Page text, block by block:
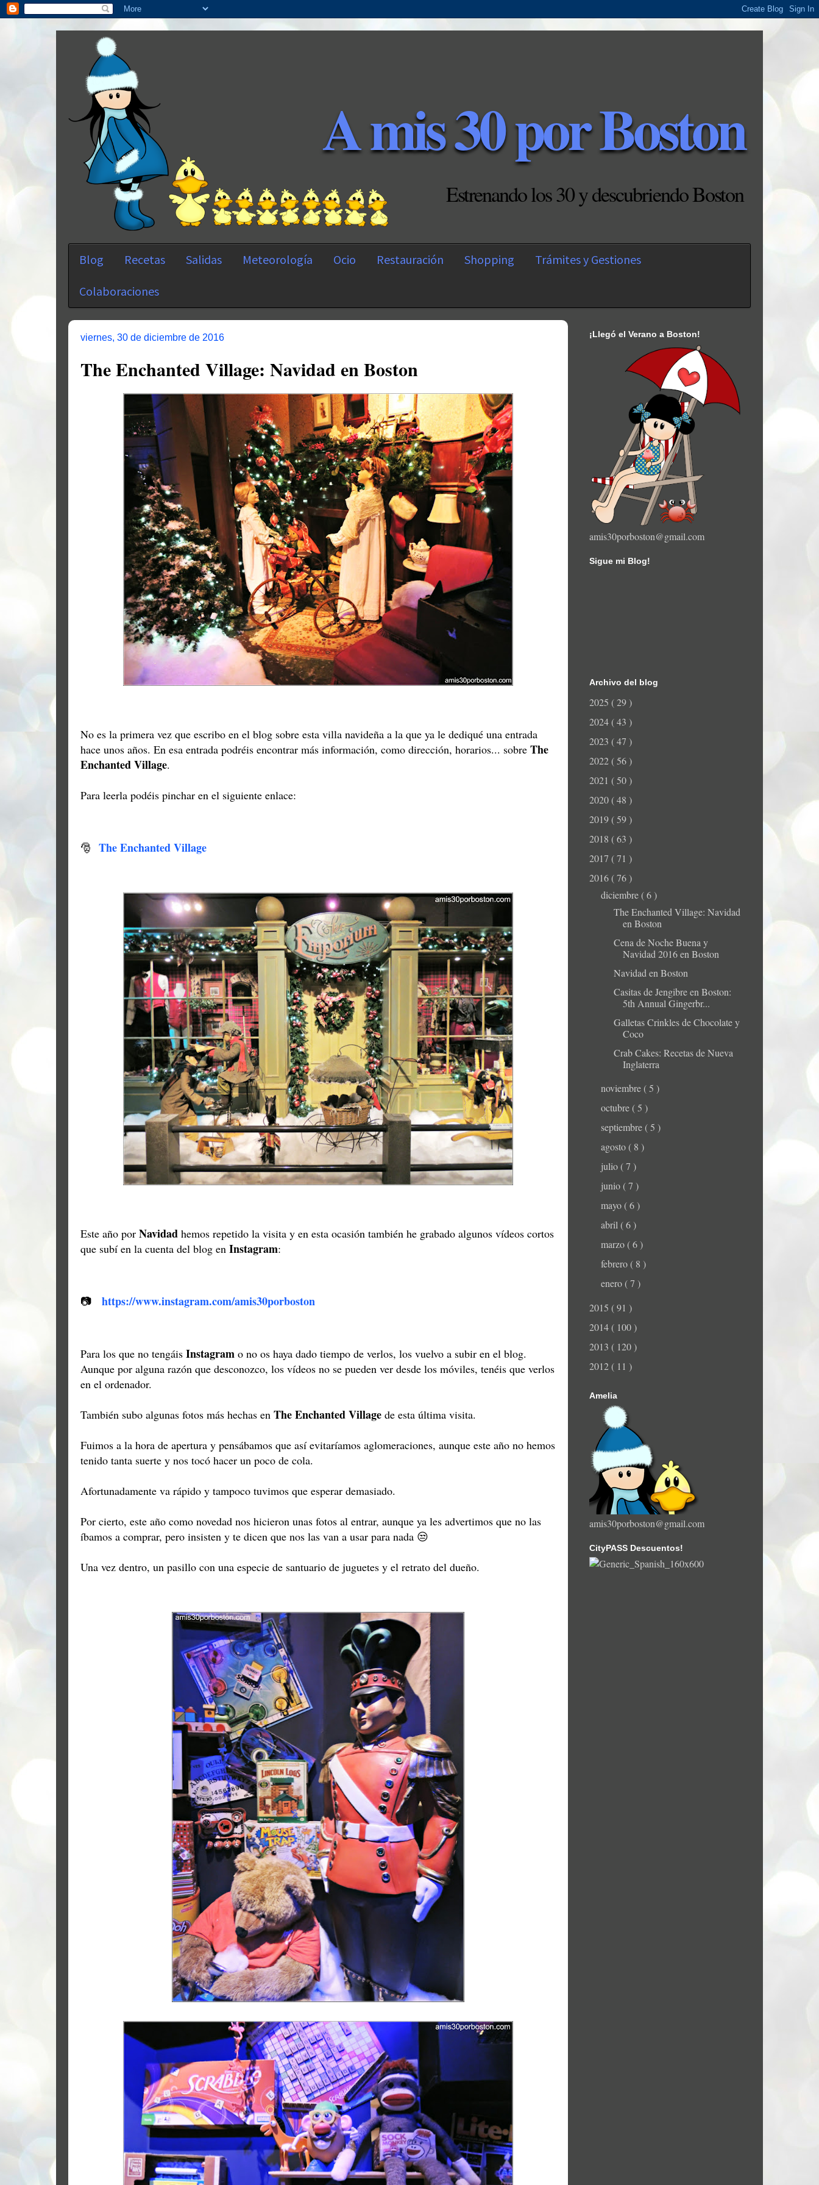
A mis 30 por Boston
Estrenando los 30 y descubriendo Boston
Blog Recetas Salidas Meteorología Ocio Restauración Shopping Trámites y Gestiones
Colaboraciones
viernes, 30 de diciembre de 2016
The Enchanted Village: Navidad en Boston
No es la primera vez que escribo en el blog sobre esta villa navideña a la que ya le dediqué una entrada
hace unos años. En esa entrada podréis encontrar más información, como dirección, horarios... sobre The
Enchanted Village.
Para leerla podéis pinchar en el siguiente enlace:
🎅 The Enchanted Village
Este año por Navidad hemos repetido la visita y en esta ocasión también he grabado algunos vídeos cortos
que subí en la cuenta del blog en Instagram:
📷 https://www.instagram.com/amis30porboston
Para los que no tengáis Instagram o no os haya dado tiempo de verlos, los vuelvo a subir en el blog.
Aunque por alguna razón que desconozco, los vídeos no se pueden ver desde los móviles, tenéis que verlos
en el ordenador.
También subo algunas fotos más hechas en The Enchanted Village de esta última visita.
Fuimos a la hora de apertura y pensábamos que así evitaríamos aglomeraciones, aunque este año no hemos
tenido tanta suerte y nos tocó hacer un poco de cola.
Afortunadamente va rápido y tampoco tuvimos que esperar demasiado.
Por cierto, este año como novedad nos hicieron unas fotos al entrar, aunque ya les advertimos que no las
íbamos a comprar, pero insisten y te dicen que nos las van a usar para nada 😒
Una vez dentro, un pasillo con una especie de santuario de juguetes y el retrato del dueño.
¡Llegó el Verano a Boston!
amis30porboston@gmail.com
Sigue mi Blog!
Archivo del blog
2025 ( 29 )
2024 ( 43 )
2023 ( 47 )
2022 ( 56 )
2021 ( 50 )
2020 ( 48 )
2019 ( 59 )
2018 ( 63 )
2017 ( 71 )
2016 ( 76 )
diciembre ( 6 )
The Enchanted Village: Navidad
en Boston
Cena de Noche Buena y
Navidad 2016 en Boston
Navidad en Boston
Casitas de Jengibre en Boston:
5th Annual Gingerbr...
Galletas Crinkles de Chocolate y
Coco
Crab Cakes: Recetas de Nueva
Inglaterra
noviembre ( 5 )
octubre ( 5 )
septiembre ( 5 )
agosto ( 8 )
julio ( 7 )
junio ( 7 )
mayo ( 6 )
abril ( 6 )
marzo ( 6 )
febrero ( 8 )
enero ( 7 )
2015 ( 91 )
2014 ( 100 )
2013 ( 120 )
2012 ( 11 )
Amelia
amis30porboston@gmail.com
CityPASS Descuentos!